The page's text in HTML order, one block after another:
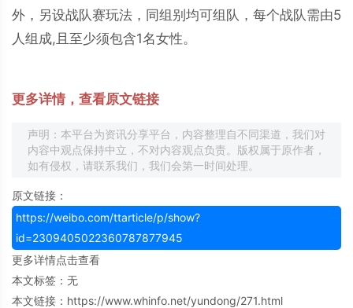
外，另设战队赛玩法，同组别均可组队，每个战队需由5
人组成,且至少须包含1名女性。
更多详情，查看原文链接
声明：本平台为资讯分享平台，内容整理自不同渠道，我们对
内容中观点保持中立，不对内容观点负责。版权属于原作者，
如有侵权，请联系我们，我们会第一时间处理。
原文链接：
https://weibo.com/ttarticle/p/show?
id=2309405022360787877945
更多详情点击查看
本文标签：无
本文链接： https://www.whinfo.net/yundong/271.html